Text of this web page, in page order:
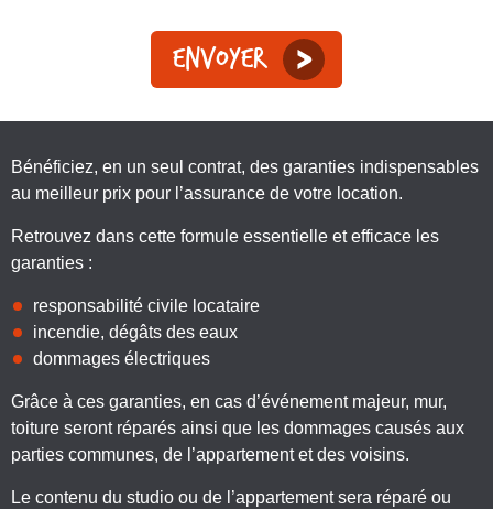
Bénéficiez, en un seul contrat, des garanties indispensables
au meilleur prix pour l’assurance de votre location.
Retrouvez dans cette formule essentielle et efficace les
garanties :
responsabilité civile locataire
incendie, dégâts des eaux
dommages électriques
Grâce à ces garanties, en cas d’événement majeur, mur,
toiture seront réparés ainsi que les dommages causés aux
parties communes, de l’appartement et des voisins.
Le contenu du studio ou de l’appartement sera réparé ou
Envoyer